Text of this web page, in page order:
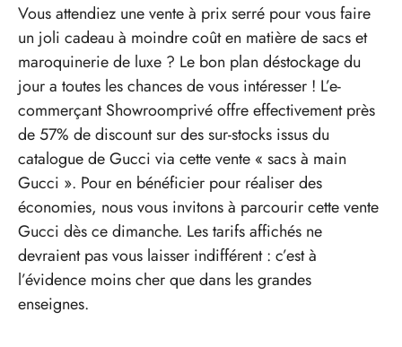
Vous attendiez une vente à prix serré pour vous faire
un joli cadeau à moindre coût en matière de sacs et
maroquinerie de luxe ? Le bon plan déstockage du
jour a toutes les chances de vous intéresser ! L’e-
commerçant Showroomprivé offre effectivement près
de 57% de discount sur des sur-stocks issus du
catalogue de Gucci via cette vente « sacs à main
Gucci ». Pour en bénéficier pour réaliser des
économies, nous vous invitons à parcourir cette vente
Gucci dès ce dimanche. Les tarifs affichés ne
devraient pas vous laisser indifférent : c’est à
l’évidence moins cher que dans les grandes
enseignes.